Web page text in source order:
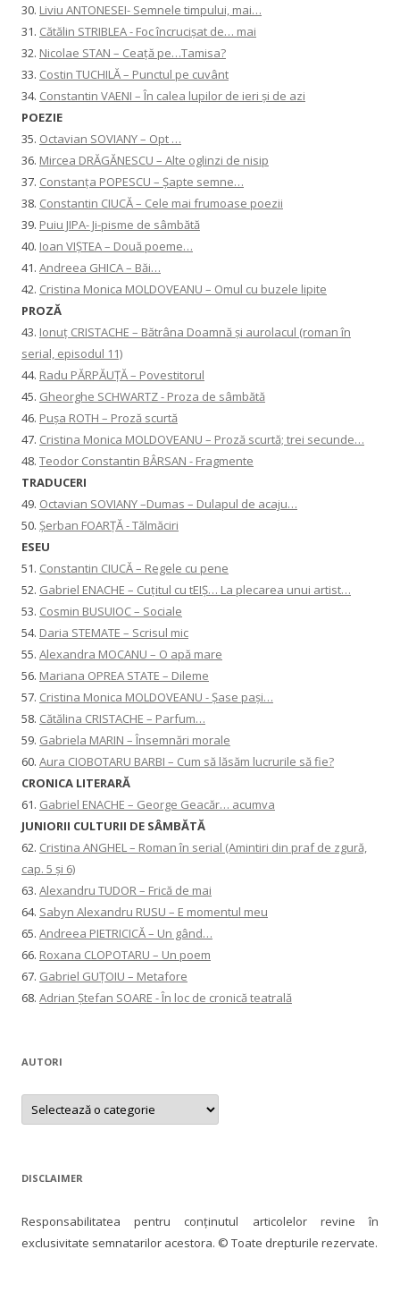
30. Liviu ANTONESEI- Semnele timpului, mai…
31. Cătălin STRIBLEA - Foc încrucișat de… mai
32. Nicolae STAN – Ceață pe…Tamisa?
33. Costin TUCHILĂ – Punctul pe cuvânt
34. Constantin VAENI – În calea lupilor de ieri și de azi
POEZIE
35. Octavian SOVIANY – Opt …
36. Mircea DRĂGĂNESCU – Alte oglinzi de nisip
37. Constanţa POPESCU – Șapte semne…
38. Constantin CIUCĂ – Cele mai frumoase poezii
39. Puiu JIPA- Ji-pisme de sâmbătă
40. Ioan VIȘTEA – Două poeme…
41. Andreea GHICA – Băi…
42. Cristina Monica MOLDOVEANU – Omul cu buzele lipite
PROZĂ
43. Ionuţ CRISTACHE – Bătrâna Doamnă și aurolacul (roman în
serial, episodul 11)
44. Radu PĂRPĂUȚĂ – Povestitorul
45. Gheorghe SCHWARTZ - Proza de sâmbătă
46. Pușa ROTH – Proză scurtă
47. Cristina Monica MOLDOVEANU – Proză scurtă; trei secunde…
48. Teodor Constantin BÂRSAN - Fragmente
TRADUCERI
49. Octavian SOVIANY –Dumas – Dulapul de acaju…
50. Șerban FOARȚĂ - Tălmăciri
ESEU
51. Constantin CIUCĂ – Regele cu pene
52. Gabriel ENACHE – Cuțitul cu tEIȘ… La plecarea unui artist…
53. Cosmin BUSUIOC – Sociale
54. Daria STEMATE – Scrisul mic
55. Alexandra MOCANU – O apă mare
56. Mariana OPREA STATE – Dileme
57. Cristina Monica MOLDOVEANU - Șase pași…
58. Cătălina CRISTACHE – Parfum…
59. Gabriela MARIN – Însemnări morale
60. Aura CIOBOTARU BARBI – Cum să lăsăm lucrurile să fie?
CRONICA LITERARĂ
61. Gabriel ENACHE – George Geacăr… acumva
JUNIORII CULTURII DE SÂMBĂTĂ
62. Cristina ANGHEL – Roman în serial (Amintiri din praf de zgură,
cap. 5 și 6)
63. Alexandru TUDOR – Frică de mai
64. Sabyn Alexandru RUSU – E momentul meu
65. Andreea PIETRICICĂ – Un gând…
66. Roxana CLOPOTARU – Un poem
67. Gabriel GUȚOIU – Metafore
68. Adrian Ștefan SOARE - În loc de cronică teatrală
AUTORI
AUTORI
DISCLAIMER
Responsabilitatea pentru conţinutul articolelor revine în
exclusivitate semnatarilor acestora. © Toate drepturile rezervate.